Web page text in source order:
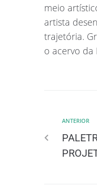
meio
artista
trajetória.
o acervo da
ANTERIOR